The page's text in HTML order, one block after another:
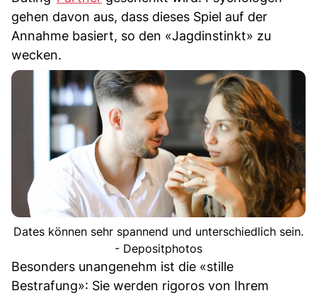
gehen davon aus, dass dieses Spiel auf der
Annahme basiert, so den «Jagdinstinkt» zu
wecken.
Dates können sehr spannend und unterschiedlich sein.
- Depositphotos
Besonders unangenehm ist die «stille
Bestrafung»: Sie werden rigoros von Ihrem